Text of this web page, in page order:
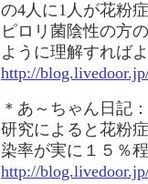
の4人に1人が花粉
ピロリ菌陰性の方
ように理解すれば
http://
＊あ～ちゃん日記
研究によると花粉
染率が実に１５％
http://